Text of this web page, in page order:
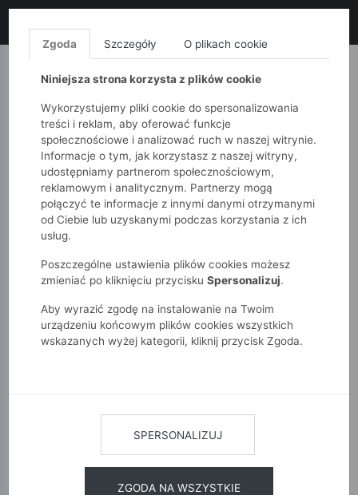
MONNARI QUIOSQUE
51015kids
Chłopcy 2-7 lat
Spodnie dresowe chłopięce z printem plasterków
Zgoda Szczegóły O plikach cookie
Niniejsza strona korzysta z plików cookie
Wykorzystujemy pliki cookie do spersonalizowania
treści i reklam, aby oferować funkcje
społecznościowe i analizować ruch w naszej witrynie.
Informacje o tym, jak korzystasz z naszej witryny,
udostępniamy partnerom społecznościowym,
reklamowym i analitycznym. Partnerzy mogą
połączyć te informacje z innymi danymi otrzymanymi
od Ciebie lub uzyskanymi podczas korzystania z ich
usług.
Poszczególne ustawienia plików cookies możesz
zmieniać po kliknięciu przycisku Spersonalizuj.
Aby wyrazić zgodę na instalowanie na Twoim
urządzeniu końcowym plików cookies wszystkich
wskazanych wyżej kategorii, kliknij przycisk Zgoda.
SPERSONALIZUJ
ZGODA NA WSZYSTKIE